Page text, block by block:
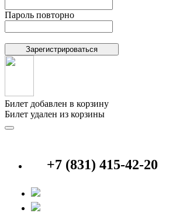
Пароль повторно
Билет добавлен в корзину
Билет удален из корзины
+7 (831) 415-42-20